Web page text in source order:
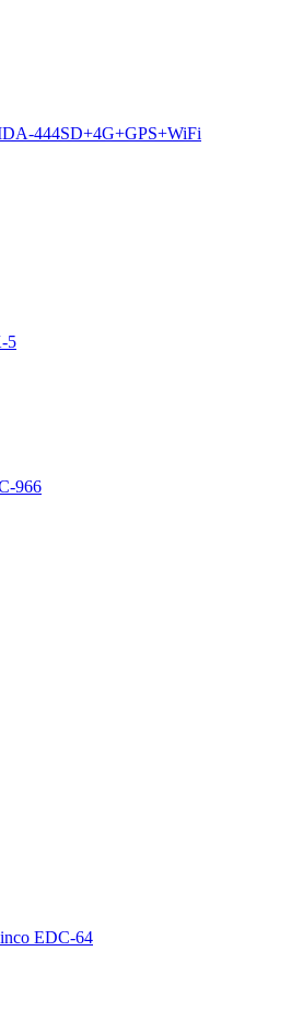
444SD+4G+GPS+WiFi
5
966
EDC-64